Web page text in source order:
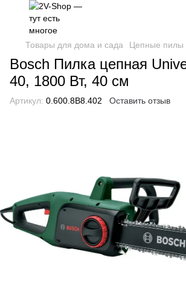
Товары для дома и сада Цепные пилы
Bosch Пилка цепная
40, 1800 Вт, 40 см
Артикул: 0.600.8B8.402 Оставить отзыв